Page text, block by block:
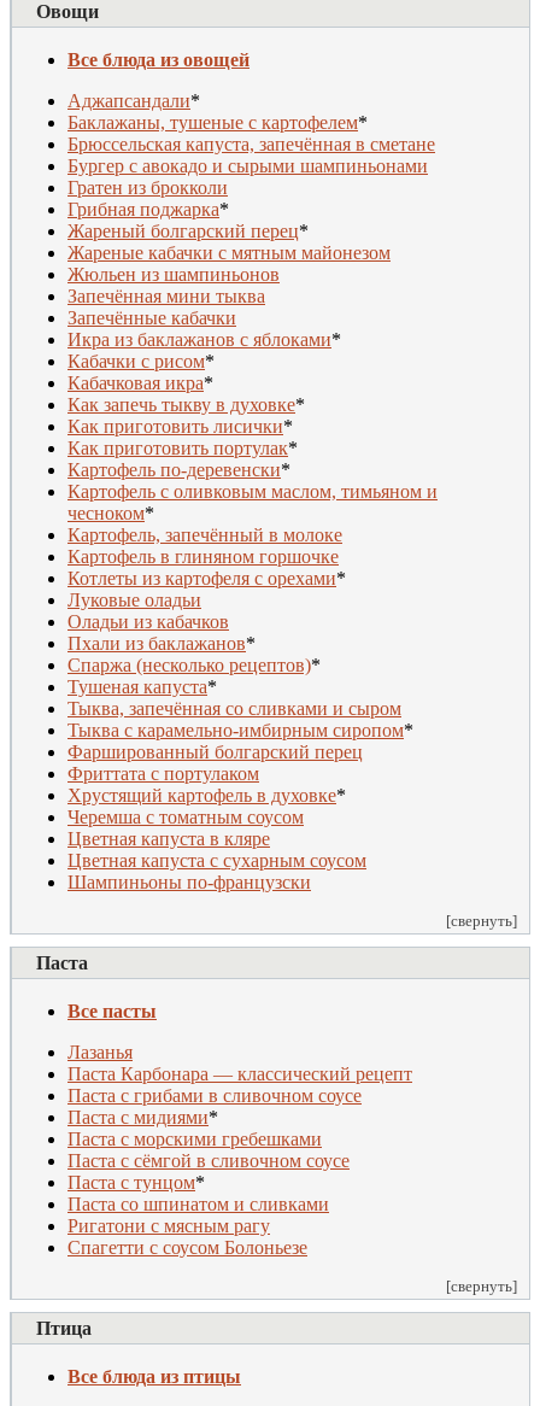
Овощи
Все блюда из овощей
Аджапсандали*
Баклажаны, тушеные с картофелем*
Брюссельская капуста, запечённая в сметане
Бургер с авокадо и сырыми шампиньонами
Гратен из брокколи
Грибная поджарка*
Жареный болгарский перец*
Жареные кабачки с мятным майонезом
Жюльен из шампиньонов
Запечённая мини тыква
Запечённые кабачки
Икра из баклажанов с яблоками*
Кабачки с рисом*
Кабачковая икра*
Как запечь тыкву в духовке*
Как приготовить лисички*
Как приготовить портулак*
Картофель по-деревенски*
Картофель с оливковым маслом, тимьяном и
чесноком*
Картофель, запечённый в молоке
Картофель в глиняном горшочке
Котлеты из картофеля с орехами*
Луковые оладьи
Оладьи из кабачков
Пхали из баклажанов*
Спаржа (несколько рецептов)*
Тушеная капуста*
Тыква, запечённая со сливками и сыром
Тыква с карамельно-имбирным сиропом*
Фаршированный болгарский перец
Фриттата с портулаком
Хрустящий картофель в духовке*
Черемша с томатным соусом
Цветная капуста в кляре
Цветная капуста с сухарным соусом
Шампиньоны по-французски
[свернуть]
Паста
Все пасты
Лазанья
Паста Карбонара — классический рецепт
Паста с грибами в сливочном соусе
Паста с мидиями*
Паста с морскими гребешками
Паста с сёмгой в сливочном соусе
Паста с тунцом*
Паста со шпинатом и сливками
Ригатони с мясным рагу
Спагетти с соусом Болоньезе
[свернуть]
Птица
Все блюда из птицы